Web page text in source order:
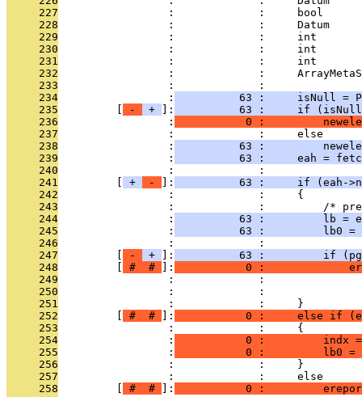
     227
:             :     bool
     228
:             :     Datum
     229
:             :     int
     230
:             :     int
     231
:             :     int
     232
:             :
     233
                 :             :
     234
                 :
63 :     isNull =
     235
- + ]:
63 :     if
     236
                 :
0 :
     237
                 :             :     else
     238
                 :
63 :
     239
                 :
63 :     eah =
     240
                 :             :
     241
+ - ]:
63 :     if (eah-
     242
                 :             :     {
     243
:             :         /*
     244
                 :
63 :         lb =
     245
                 :
63 :         lb0 =
     246
                 :             :
     247
- + ]:
63 :         if
     248
# # ]:
0 :
     249
:             :
     250
:             :
     251
                 :             :     }
     252
# # ]:
0 :     else if
     253
                 :             :     {
     254
                 :
0 :         indx
     255
                 :
0 :         lb0 =
     256
                 :             :     }
     257
                 :             :     else
     258
# # ]:
0 :